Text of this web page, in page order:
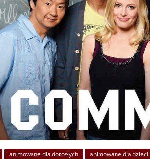
animowane dla dorosłych animowane dla dzieci